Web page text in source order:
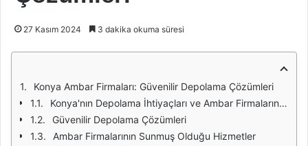
27 Kasım 2024 3 dakika okuma süresi
Konya Ambar Firmaları: Güvenilir Depolama Çözümleri
Konya'nın Depolama İhtiyaçları ve Ambar Firmalarının Rolü
Güvenilir Depolama Çözümleri
Ambar Firmalarının Sunmuş Olduğu Hizmetler